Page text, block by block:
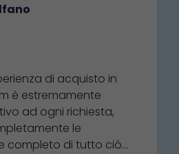
interagire con gli
cosa che i
alla carriera, quando
e scompariranno. Mi
di acquisto in
è estremamente
ad ogni richiesta,
le
completo di tutto ció